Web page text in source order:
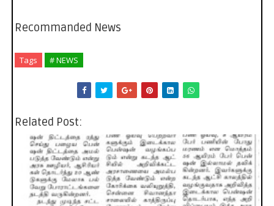
Recommanded News
Tags # NEWS
Related Post: